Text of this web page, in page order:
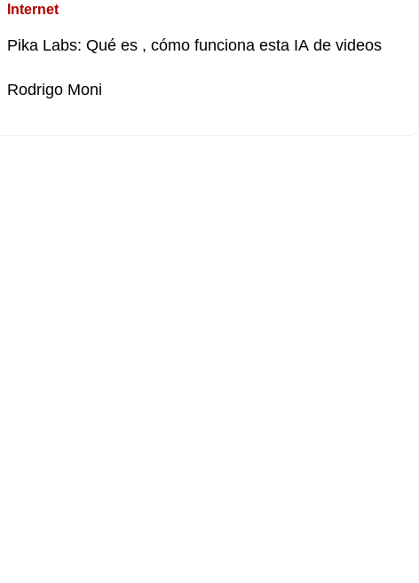
Internet
Pika Labs: Qué es , cómo funciona esta IA de videos
Rodrigo Moni